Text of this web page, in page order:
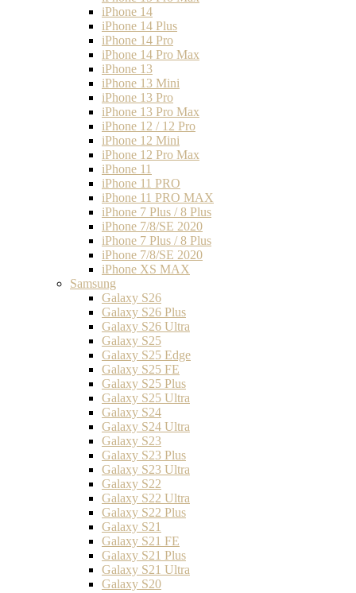
iPhone 14
iPhone 14 Plus
iPhone 14 Pro
iPhone 14 Pro Max
iPhone 13
iPhone 13 Mini
iPhone 13 Pro
iPhone 13 Pro Max
iPhone 12 / 12 Pro
iPhone 12 Mini
iPhone 12 Pro Max
iPhone 11
iPhone 11 PRO
iPhone 11 PRO MAX
iPhone 7 Plus / 8 Plus
iPhone 7/8/SE 2020
iPhone 7 Plus / 8 Plus
iPhone 7/8/SE 2020
iPhone XS MAX
Samsung
Galaxy S26
Galaxy S26 Plus
Galaxy S26 Ultra
Galaxy S25
Galaxy S25 Edge
Galaxy S25 FE
Galaxy S25 Plus
Galaxy S25 Ultra
Galaxy S24
Galaxy S24 Ultra
Galaxy S23
Galaxy S23 Plus
Galaxy S23 Ultra
Galaxy S22
Galaxy S22 Ultra
Galaxy S22 Plus
Galaxy S21
Galaxy S21 FE
Galaxy S21 Plus
Galaxy S21 Ultra
Galaxy S20